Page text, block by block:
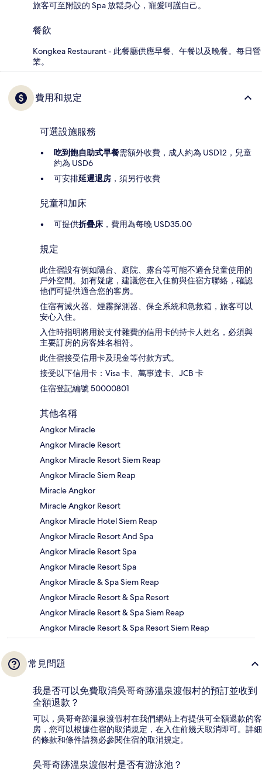
旅客可至附設的 Spa 放鬆身心，寵愛呵護自己。
餐飲
Kongkea Restaurant - 此餐廳供應早餐、午餐以及晚餐。每日營
業。
費用和規定
可選設施服務
吃到飽自助式早餐需額外收費，成人約為 USD12，兒童
約為 USD6
可安排延遲退房 ，須另行收費
兒童和加床
可提供折疊床 ，費用為每晚 USD35.00
規定
此住宿設有例如陽台、庭院、露台等可能不適合兒童使用的
戶外空間。如有疑慮，建議您在入住前與住宿方聯絡，確認
他們可提供適合您的客房。
住宿有滅火器、煙霧探測器、保全系統和急救箱，旅客可以
安心入住。
入住時指明將用於支付雜費的信用卡的持卡人姓名，必須與
主要訂房的房客姓名相符。
此住宿接受信用卡及現金等付款方式。
接受以下信用卡：Visa 卡、萬事達卡、JCB 卡
住宿登記編號 50000801
其他名稱
Angkor Miracle
Angkor Miracle Resort
Angkor Miracle Resort Siem Reap
Angkor Miracle Siem Reap
Miracle Angkor
Miracle Angkor Resort
Angkor Miracle Hotel Siem Reap
Angkor Miracle Resort And Spa
Angkor Miracle Resort Spa
Angkor Miracle Resort Spa
Angkor Miracle & Spa Siem Reap
Angkor Miracle Resort & Spa Resort
Angkor Miracle Resort & Spa Siem Reap
Angkor Miracle Resort & Spa Resort Siem Reap
常見問題
我是否可以免費取消吳哥奇跡溫泉渡假村的預訂並收到
全額退款？
可以，吳哥奇跡溫泉渡假村在我們網站上有提供可全額退款的客
房，您可以根據住宿的取消規定，在入住前幾天取消即可。詳細
的條款和條件請務必參閱住宿的取消規定。
吳哥奇跡溫泉渡假村是否有游泳池？